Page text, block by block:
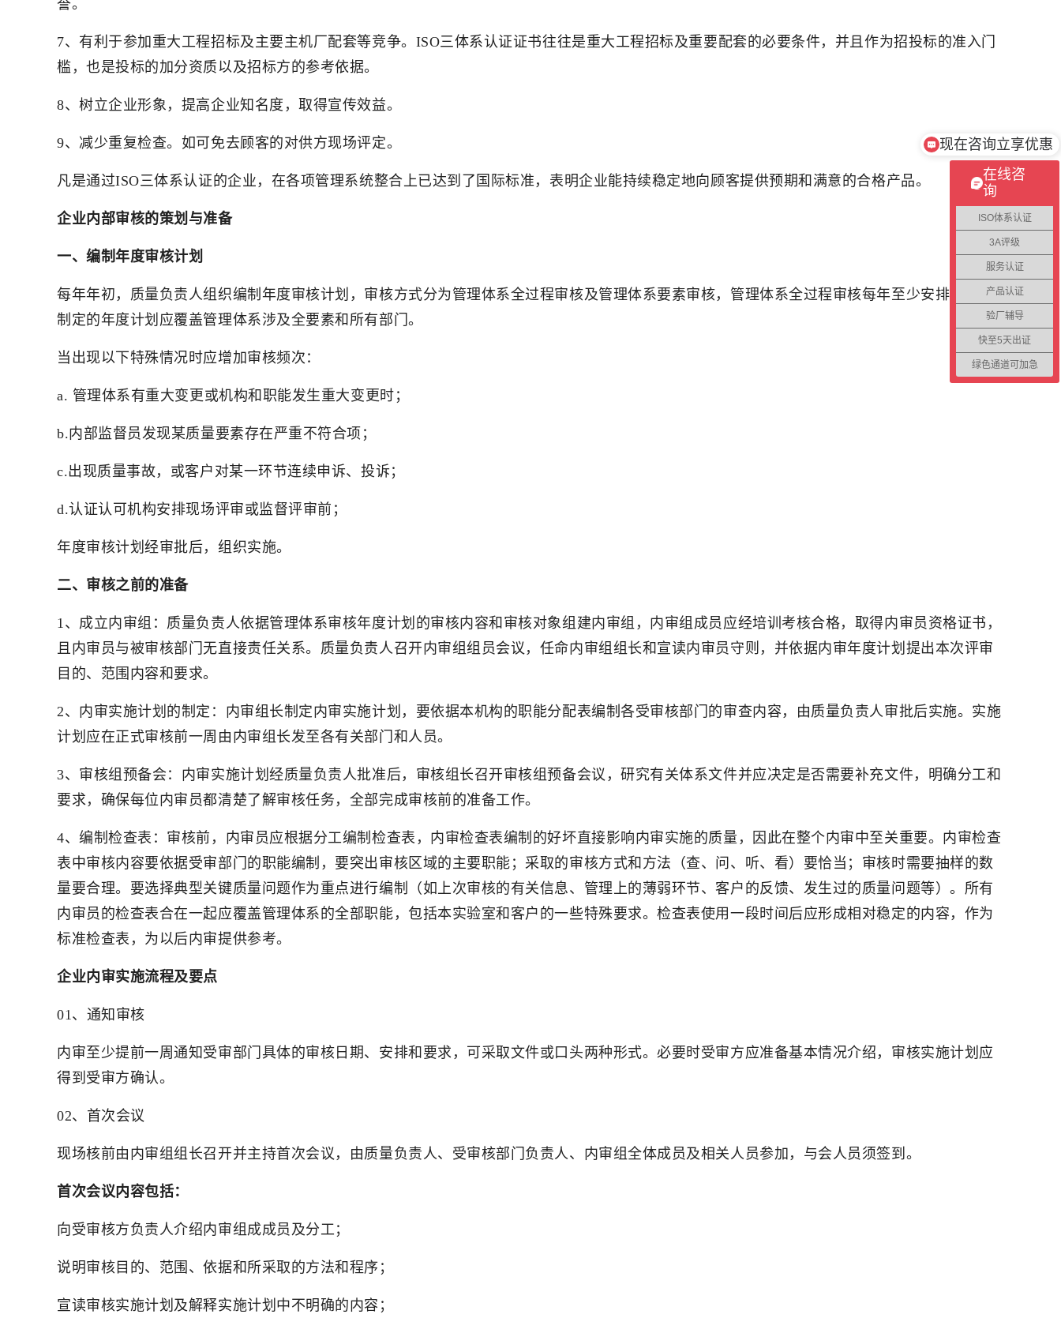
誉。
7、有利于参加重大工程招标及主要主机厂配套等竞争。ISO三体系认证证书往往是重大工程招标及重要配套的必要条件，并且作为招投标的准入门
槛，也是投标的加分资质以及招标方的参考依据。
8、树立企业形象，提高企业知名度，取得宣传效益。
9、减少重复检查。如可免去顾客的对供方现场评定。
凡是通过ISO三体系认证的企业，在各项管理系统整合上已达到了国际标准，表明企业能持续稳定地向顾客提供预期和满意的合格产品。
企业内部审核的策划与准备
一、编制年度审核计划
每年年初，质量负责人组织编制年度审核计划，审核方式分为管理体系全过程审核及管理体系要素审核，管理体系全过程审核每年至少安排一次，
制定的年度计划应覆盖管理体系涉及全要素和所有部门。
当出现以下特殊情况时应增加审核频次：
a. 管理体系有重大变更或机构和职能发生重大变更时；
b.内部监督员发现某质量要素存在严重不符合项；
c.出现质量事故，或客户对某一环节连续申诉、投诉；
d.认证认可机构安排现场评审或监督评审前；
年度审核计划经审批后，组织实施。
二、审核之前的准备
1、成立内审组：质量负责人依据管理体系审核年度计划的审核内容和审核对象组建内审组，内审组成员应经培训考核合格，取得内审员资格证书，
且内审员与被审核部门无直接责任关系。质量负责人召开内审组组员会议，任命内审组组长和宣读内审员守则，并依据内审年度计划提出本次评审
目的、范围内容和要求。
2、内审实施计划的制定：内审组长制定内审实施计划，要依据本机构的职能分配表编制各受审核部门的审查内容，由质量负责人审批后实施。实施
计划应在正式审核前一周由内审组长发至各有关部门和人员。
3、审核组预备会：内审实施计划经质量负责人批准后，审核组长召开审核组预备会议，研究有关体系文件并应决定是否需要补充文件，明确分工和
要求，确保每位内审员都清楚了解审核任务，全部完成审核前的准备工作。
4、编制检查表：审核前，内审员应根据分工编制检查表，内审检查表编制的好坏直接影响内审实施的质量，因此在整个内审中至关重要。内审检查
表中审核内容要依据受审部门的职能编制，要突出审核区域的主要职能；采取的审核方式和方法（查、问、听、看）要恰当；审核时需要抽样的数
量要合理。要选择典型关键质量问题作为重点进行编制（如上次审核的有关信息、管理上的薄弱环节、客户的反馈、发生过的质量问题等）。所有
内审员的检查表合在一起应覆盖管理体系的全部职能，包括本实验室和客户的一些特殊要求。检查表使用一段时间后应形成相对稳定的内容，作为
标准检查表，为以后内审提供参考。
企业内审实施流程及要点
01、通知审核
内审至少提前一周通知受审部门具体的审核日期、安排和要求，可采取文件或口头两种形式。必要时受审方应准备基本情况介绍，审核实施计划应
得到受审方确认。
02、首次会议
现场核前由内审组组长召开并主持首次会议，由质量负责人、受审核部门负责人、内审组全体成员及相关人员参加，与会人员须签到。
首次会议内容包括：
向受审核方负责人介绍内审组成成员及分工；
说明审核目的、范围、依据和所采取的方法和程序；
宣读审核实施计划及解释实施计划中不明确的内容；
在线咨
询
ISO体系认证
3A评级
服务认证
产品认证
验厂辅导
快至5天出证
绿色通道可加急
现在咨询立享优惠